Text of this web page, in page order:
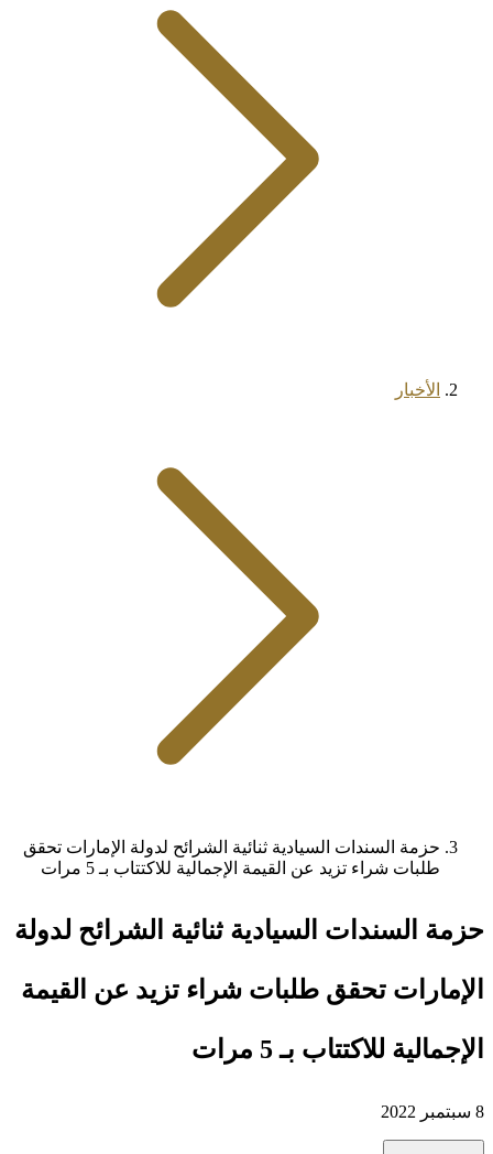
الأخبار
حزمة السندات السيادية ثنائية الشرائح لدولة الإمارات تحقق
طلبات شراء تزيد عن القيمة الإجمالية للاكتتاب بـ 5 مرات
حزمة السندات السيادية ثنائية الشرائح لدولة
الإمارات تحقق طلبات شراء تزيد عن القيمة
الإجمالية للاكتتاب بـ 5 مرات
8 سبتمبر 2022